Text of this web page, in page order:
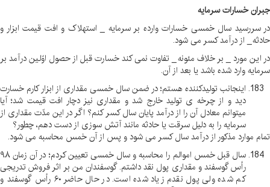
جبران خسارات سرمایه
در سررسید سال خمسی خسارات وارده بر سرمایه _ استهلاک و افت قیمت ابزار و
حادثه _ از درآمد کسر می شود.
در این مورد _ بر خلاف مئونه _ تفاوت نمی کند خسارت قبل از حصول اوّلین درآمد بر
سرمایه وارد شده باشد یا بعد از آن.
اینجانب تولیدکننده هستم؛ در ضمن سال خمسی مقداری از ابزار کارم خسارت
دید و از چرخه ی تولید خارج شد و مقداری نیز دچار افت قیمت شد؛ آیا
میتوانم معادل آن را از درآمد پایان سال کسر کنم؟ اگر در این مدّت مقداری از
سرمایه را به دلیل سرقت یا حادثه مانند آتش سوزی از دست دهم، چطور؟
تمام موارد مذکور از درآمد سال کسر می شود و پس از آن خمس محاسبه می شود.
سال قبل خمس اموالم را محاسبه و سال خمسی تعیین کردم؛ در آن زمان ۹۸
رأس گوسفند و مقداری پول نقد داشتم. گوسفندان من بر اثر فروش تدریجی
کم شده ولی پول نقدم زیاد شده است. در حال حاضر ۶۰ رأس گوسفند و